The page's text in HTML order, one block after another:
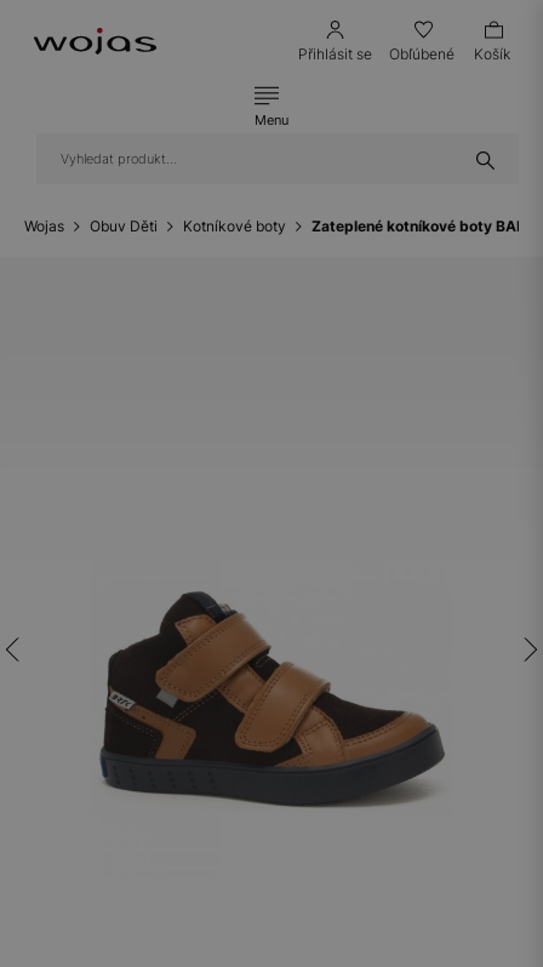
Přihlásit se Obľúbené Košík
Menu
Wojas Obuv Děti Kotníkové boty Zateplené kotníkové boty